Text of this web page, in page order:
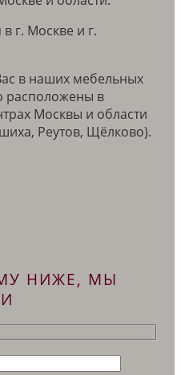
г. Москве и г.
в наших мебельных
расположены в
Москвы и области
Реутов, Щёлково).
НИЖЕ, МЫ